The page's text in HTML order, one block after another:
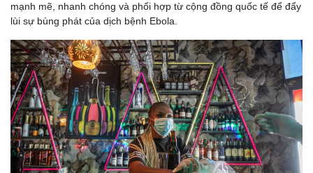
mạnh mẽ, nhanh chóng và phối hợp từ cộng đồng quốc tế để đẩy
lùi sự bùng phát của dịch bệnh Ebola.